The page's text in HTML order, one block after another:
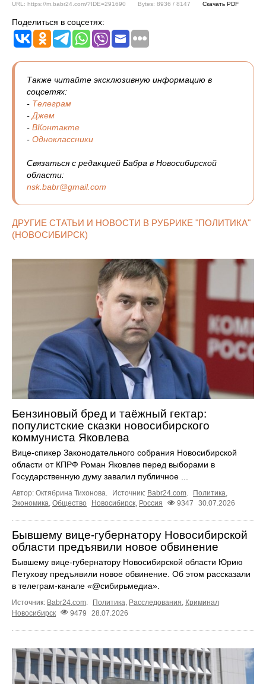
URL: https://m.babr24.com/?IDE=291690 Bytes: 8936 / 8147 Скачать PDF
Поделиться в соцсетях:
Также читайте эксклюзивную информацию в
соцсетях:
- Телеграм
- Джем
- ВКонтакте
- Одноклассники
Связаться с редакцией Бабра в Новосибирской
области:
nsk.babr@gmail.com
ДРУГИЕ СТАТЬИ И НОВОСТИ В РУБРИКЕ "ПОЛИТИКА"
(НОВОСИБИРСК)
Бензиновый бред и таёжный гектар:
популистские сказки новосибирского
коммуниста Яковлева
Вице-спикер Законодательного собрания Новосибирской
области от КПРФ Роман Яковлев перед выборами в
Государственную думу завалил публичное ...
Автор: Октябрина Тихонова. Источник: Babr24.com. Политика,
Экономика, Общество Новосибирск, Россия 9347 30.07.2026
Бывшему вице-губернатору Новосибирской
области предъявили новое обвинение
Бывшему вице-губернатору Новосибирской области Юрию
Петухову предъявили новое обвинение. Об этом рассказали
в телеграм-канале «@сибирьмедиа».
Источник: Babr24.com. Политика, Расследования, Криминал
Новосибирск
9479 28.07.2026